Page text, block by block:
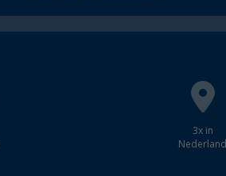
3x in
Nederland